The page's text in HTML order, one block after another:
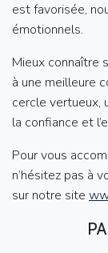
est favorisée,
émotionnels.
Mieux connaître
à une meilleure
cercle vertueux,
la confiance et
Pour vous
n’hésitez pas à
sur notre site